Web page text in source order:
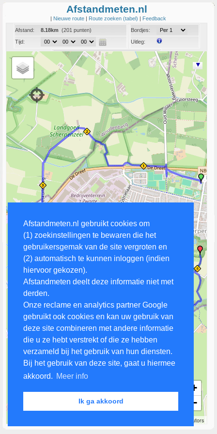
Afstandmeten.nl gebruikt cookies om
(1) zoekinstellingen te bewaren die het
gebruikersgemak van de site vergroten en
(2) automatisch te kunnen inloggen (indien
hiervoor gekozen).
Afstandmeten deelt deze informatie niet met
derden.
Onze reclame en analytics partner Google
gebruikt ook cookies en kan uw gebruik van
deze site combineren met andere informatie
die u ze hebt verstrekt of die ze hebben
verzameld bij het gebruik van hun diensten.
Bij het gebruik van deze site, gaat u hiermee
akkoord. Meer info
Ik ga akkoord
Afstandmeten.nl
| Nieuwe route | Route zoeken (tabel) | Feedback
Afstand:
8.18km (201 punten)
Tijd:
Bordjes:
Uitleg:
Coord:
Info:Link naar deze route
+
−
contributors